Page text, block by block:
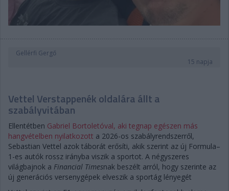
Gellérfi Gergő
15 napja
Vettel Verstappenék oldalára állt a
szabályvitában
Ellentétben Gabriel Bortoletóval, aki tegnap egészen más
hangvételben nyilatkozott a 2026-os szabályrendszerről,
Sebastian Vettel azok táborát erősíti, akik szerint az új Formula–
1-es autók rossz irányba viszik a sportot. A négyszeres
világbajnok a Financial Timesnak beszélt arról, hogy szerinte az
új generációs versenygépek elveszik a sportág lényegét